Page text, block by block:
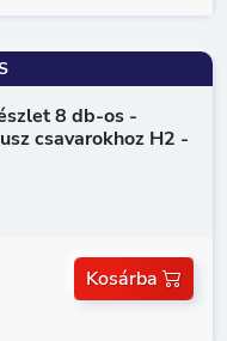
8 db-os -
csavarokhoz H2 -
Kosárba